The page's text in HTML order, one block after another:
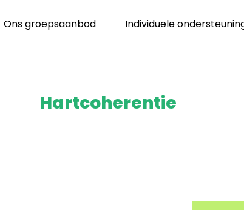
Hartcoherentie
Ons groepsaanbod Individuele